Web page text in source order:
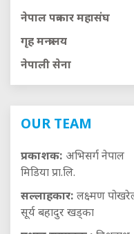
नेपाल पत्रकार महासंघ
गृह मन्त्रालय
नेपाली सेना
OUR TEAM
प्रकाशक: अभिसर्ग नेपाल
मिडिया प्रा.लि.
सल्लाहकार: लक्ष्मण
सूर्य बहादुर खड्का